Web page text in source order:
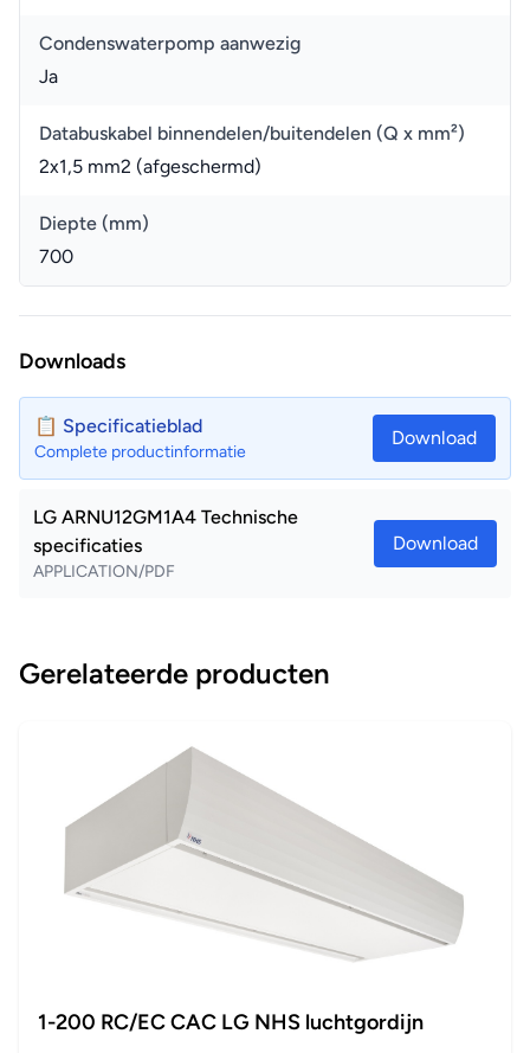
Condenswaterpomp aanwezig
Ja
Databuskabel binnendelen/buitendelen (Q x mm²)
2x1,5 mm2 (afgeschermd)
Diepte (mm)
700
Downloads
📋 Specificatieblad
Complete productinformatie
Download
LG ARNU12GM1A4 Technische
specificaties
APPLICATION/PDF
Download
Gerelateerde producten
1-200 RC/EC CAC LG NHS luchtgordijn